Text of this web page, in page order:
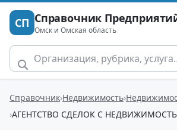
СП Справочник
Омск и Омская область
Справочник Недвижимость
АГЕНТСТВО СДЕЛОК С